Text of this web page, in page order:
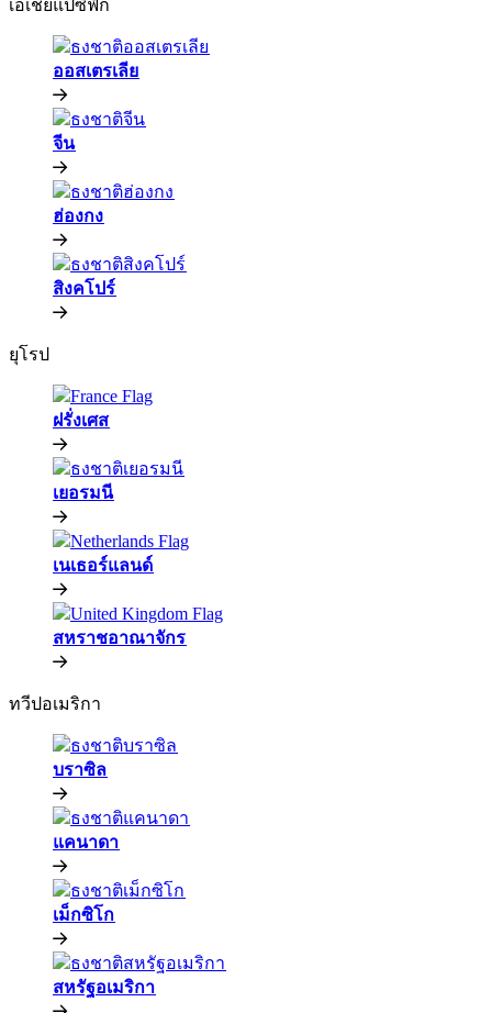
เอเชียแปซิฟิก​​
ออสเตรเลีย​​
จีน​​
ฮ่องกง​​
สิงคโปร์​​
ยุโรป​​
ฝรั่งเศส​​
เยอรมนี​​
เนเธอร์แลนด์​​
สหราชอาณาจักร​​
ทวีปอเมริกา​​
บราซิล​​
แคนาดา​​
เม็กซิโก​​
สหรัฐอเมริกา​​